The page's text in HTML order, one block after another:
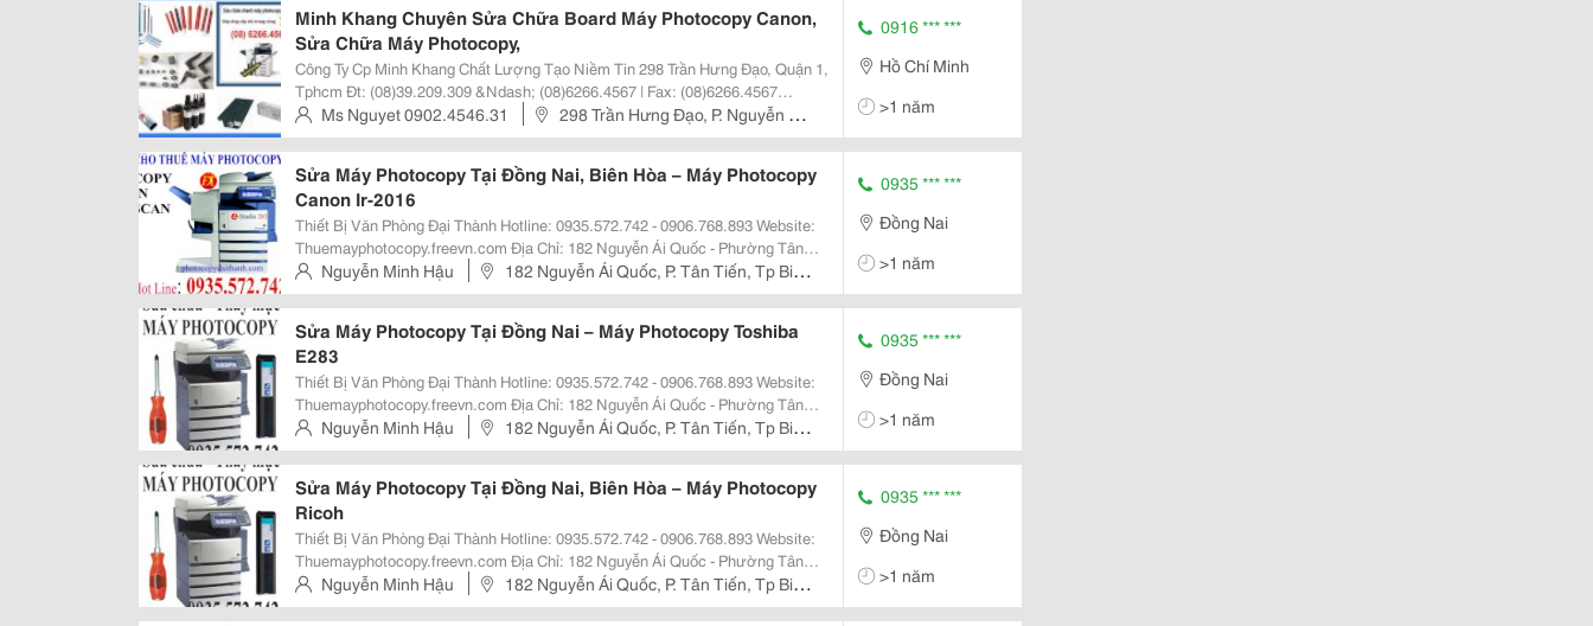
Minh Khang Chuyên Sửa Chữa Board Máy Photocopy Canon,
Sửa Chữa Máy Photocopy,
Công Ty Cp Minh Khang Chất Lượng Tạo Niềm Tin 298 Trần Hưng Đạo, Quận 1,
Tphcm Đt: (08)39.209.309 &Ndash; (08)6266.4567 | Fax: (08)6266.4567
Http://Minhkhangjsc.com Hoặc Http://Minhkhangjsc.com.vn - Lời Đầu Tiền Xin
Cho Phép C
Ms Nguyet 0902.4546.31
298 Trần Hưng Đạo, P. Nguyễn Cư
Trinh, Q.1, Tp Hcm, Viet Nam
0916 *** ***
Hồ Chí Minh
>1 năm
Sửa Máy Photocopy Tại Đồng Nai, Biên Hòa – Máy Photocopy
Canon Ir-2016
Thiết Bị Văn Phòng Đại Thành Hotline: 0935.572.742 - 0906.768.893 Website:
Thuemayphotocopy.freevn.com Ðịa Chỉ: 182 Nguyễn Ái Quốc - Phường Tân
Tiến - Biên Hòa Tel: 0906.768.893 - 061.3827.316 - Fax: 061.3827.316 Chi
Nhánh Tp Hcm : 766 Tr
Nguyễn Minh Hậu
182 Nguyễn Ái Quốc, P. Tân Tiến, Tp Biên
Hòa
0935 *** ***
Đồng Nai
>1 năm
Sửa Máy Photocopy Tại Đồng Nai – Máy Photocopy Toshiba
E283
Thiết Bị Văn Phòng Đại Thành Hotline: 0935.572.742 - 0906.768.893 Website:
Thuemayphotocopy.freevn.com Ðịa Chỉ: 182 Nguyễn Ái Quốc - Phường Tân
Tiến - Biên Hòa Tel: 0906.768.893 - 061.3827.316 - Fax: 061.3827.316 Chi
Nhánh Tp Hcm : 766 Tr
Nguyễn Minh Hậu
182 Nguyễn Ái Quốc, P. Tân Tiến, Tp Biên
Hòa
0935 *** ***
Đồng Nai
>1 năm
Sửa Máy Photocopy Tại Đồng Nai, Biên Hòa – Máy Photocopy
Ricoh
Thiết Bị Văn Phòng Đại Thành Hotline: 0935.572.742 - 0906.768.893 Website:
Thuemayphotocopy.freevn.com Ðịa Chỉ: 182 Nguyễn Ái Quốc - Phường Tân
Tiến - Biên Hòa Tel: 0906.768.893 - 061.3827.316 - Fax: 061.3827.316 Chi
Nhánh Tp Hcm : 766 Tr
Nguyễn Minh Hậu
182 Nguyễn Ái Quốc, P. Tân Tiến, Tp Biên
Hòa
0935 *** ***
Đồng Nai
>1 năm